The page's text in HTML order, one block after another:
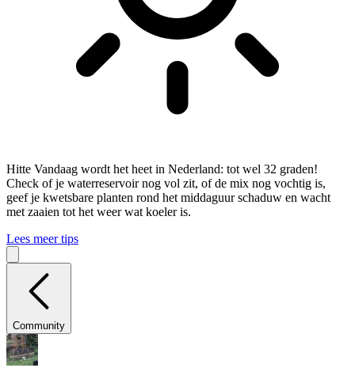
Hitte Vandaag wordt het heet in Nederland: tot wel 32 graden!
Check of je waterreservoir nog vol zit, of de mix nog vochtig is,
geef je kwetsbare planten rond het middaguur schaduw en wacht
met zaaien tot het weer wat koeler is.
Lees meer tips
Community